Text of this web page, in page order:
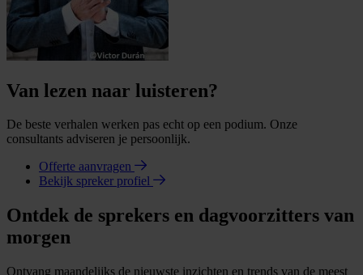
Van lezen naar luisteren?
De beste verhalen werken pas echt op een podium. Onze
consultants adviseren je persoonlijk.
Offerte aanvragen
Bekijk spreker profiel
Ontdek de sprekers en dagvoorzitters van
morgen
Ontvang maandelijks de nieuwste inzichten en trends van de meest